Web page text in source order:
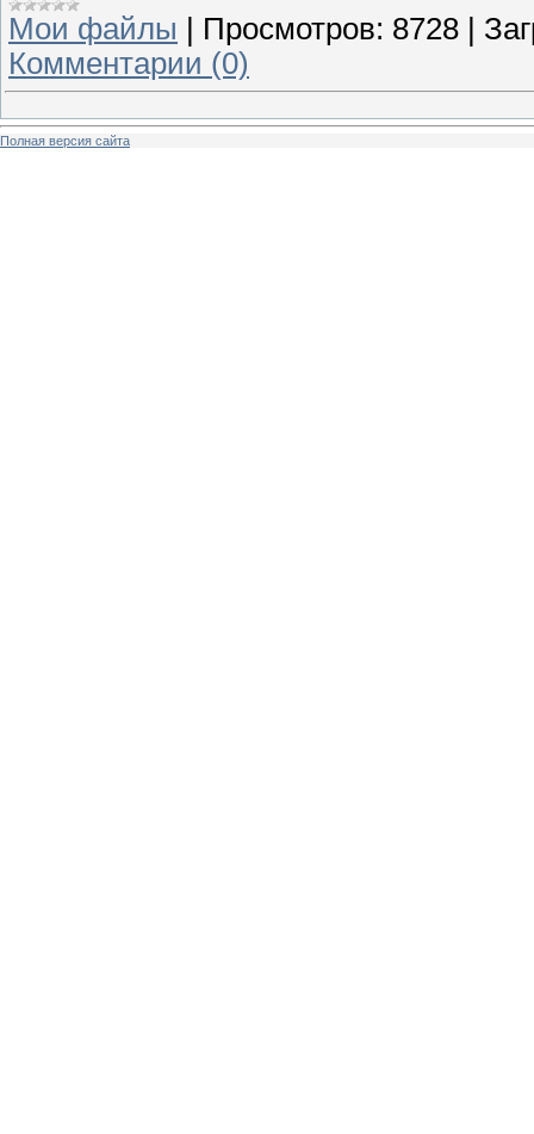
Мои файлы Просмотров: 8728
Комментарии (0)
Полная версия сайта